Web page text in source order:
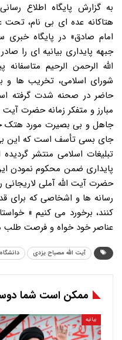
به گزارش پایگاه اطلاع
هتاکانه عده ای بی نام، تحت
امام صادق» در پایگاه خبری
جبهه پایداری بیانیه ای را
الله الرحمن الرحیم
شورای اسلامی، تخریب ها و
حاضر در صحنه شدت گرفته
مبارز و متفکر زمانه حضرت
جاهل و بی بصیرت مورد هتک
جای بسی تأسف است که این
تبلیغات اسلامی منتشر
پایداری ضمن محکوم نمودن
حضرت آیت الله آملی
رسانه ها و اشخاصی که
کنند، برخورد می کنیم »
عناصر خود خواه و فرصت طلب
آیت الله مصباح یزدی دانشگاه
ممکن است شما
بیانیه